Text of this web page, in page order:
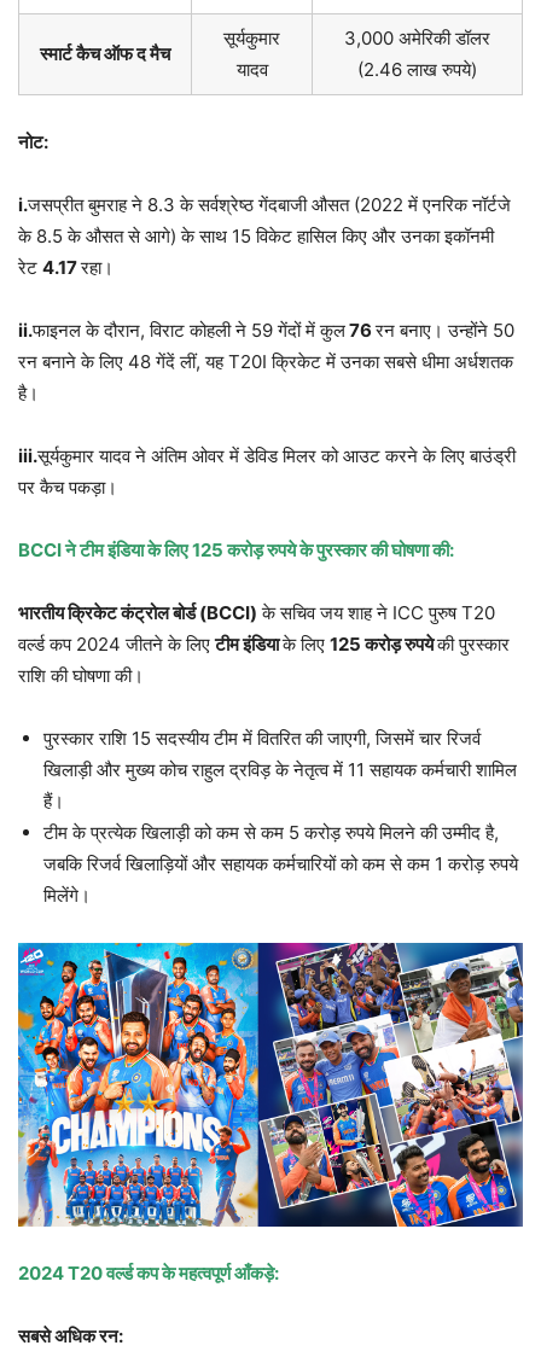
स्मार्ट कैच ऑफ द मैच
सूर्यकुमार
यादव
3,000 अमेरिकी डॉलर
(2.46 लाख रुपये)
नोट:
i.जसप्रीत बुमराह ने 8.3 के सर्वश्रेष्ठ गेंदबाजी औसत (2022 में एनरिक नॉर्टजे
के 8.5 के औसत से आगे) के साथ 15 विकेट हासिल किए और उनका इकॉनमी
रेट 4.17रहा।
ii.फाइनल के दौरान, विराट कोहली ने 59 गेंदों में कुल76रन बनाए। उन्होंने 50
रन बनाने के लिए 48 गेंदें लीं, यह T20I क्रिकेट में उनका सबसे धीमा अर्धशतक
है।
iii.सूर्यकुमार यादव ने अंतिम ओवर में डेविड मिलर को आउट करने के लिए बाउंड्री
पर कैच पकड़ा।
BCCIने टीम इंडिया के लिए125करोड़ रुपये के पुरस्कार की घोषणा की:
भारतीय क्रिकेट कंट्रोल बोर्ड (BCCI) के सचिव जय शाह ने ICC पुरुष T20
वर्ल्ड कप 2024 जीतने के लिएटीम इंडियाके लिए 125करोड़ रुपयेकी पुरस्कार
राशि की घोषणा की।
पुरस्कार राशि 15 सदस्यीय टीम में वितरित की जाएगी, जिसमें चार रिजर्व
खिलाड़ी और मुख्य कोच राहुल द्रविड़ के नेतृत्व में 11 सहायक कर्मचारी शामिल
हैं।
टीम के प्रत्येक खिलाड़ी को कम से कम 5 करोड़ रुपये मिलने की उम्मीद है,
जबकि रिजर्व खिलाड़ियों और सहायक कर्मचारियों को कम से कम 1 करोड़ रुपये
मिलेंगे।
2024 T20वर्ल्ड कप के महत्वपूर्ण आँकड़े:
सबसे अधिक रन: